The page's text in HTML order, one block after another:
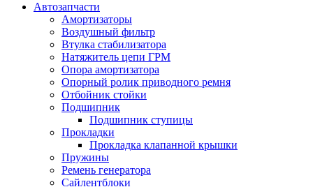
Автозапчасти
Амортизаторы
Воздушный фильтр
Втулка стабилизатора
Натяжитель цепи ГРМ
Опора амортизатора
Опорный ролик приводного ремня
Отбойник стойки
Подшипник
Подшипник ступицы
Прокладки
Прокладка клапанной крышки
Пружины
Ремень генератора
Сайлентблоки